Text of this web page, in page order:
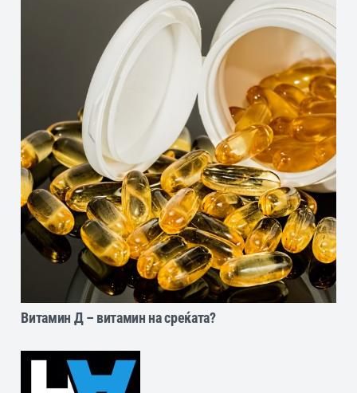
Витамин Д – витамин на среќата?